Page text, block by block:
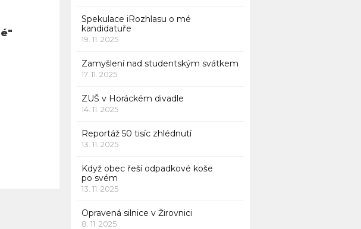
Spekulace iRozhlasu o mé
kandidatuře
19. 11. 2025
Zamyšlení nad studentským svátkem
17. 11. 2025
ZUŠ v Horáckém divadle
14. 11. 2025
Reportáž 50 tisíc zhlédnutí
13. 11. 2025
Když obec řeší odpadkové koše
po svém
13. 11. 2025
Opravená silnice v Žirovnici
8. 11. 2025